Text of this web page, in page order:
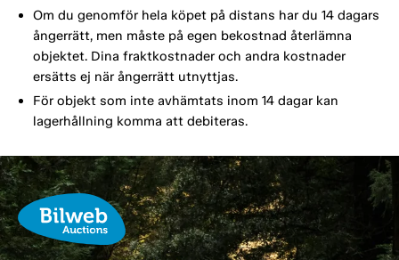
Om du genomför hela köpet på distans har du 14 dagars
ångerrätt, men måste på egen bekostnad återlämna
objektet. Dina fraktkostnader och andra kostnader
ersätts ej när ångerrätt utnyttjas.
För objekt som inte avhämtats inom 14 dagar kan
lagerhållning komma att debiteras.